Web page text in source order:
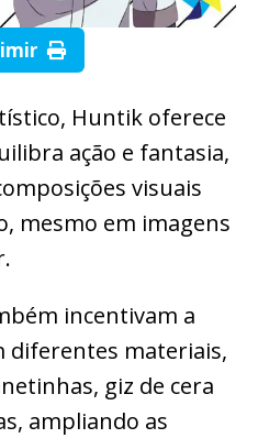
Huntik oferece
ação e fantasia,
visuais
mesmo em imagens
incentivam a
diferentes materiais,
giz de cera
ampliando as